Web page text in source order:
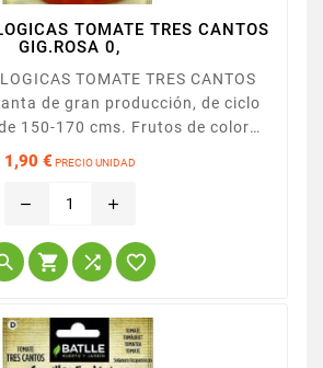
TOMATE TRES CANTOS
GIG.ROSA 0,
TOMATE TRES CANTOS
de gran producción, de ciclo
150-170 cms. Frutos de color
de tamaño muy grande alrededor
y muy macizos. Gusto
excelente.
1,90 € PRECIO UNIDAD
remove add
  